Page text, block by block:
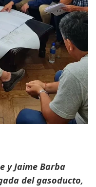
y Jaime Barba
del gasoducto,